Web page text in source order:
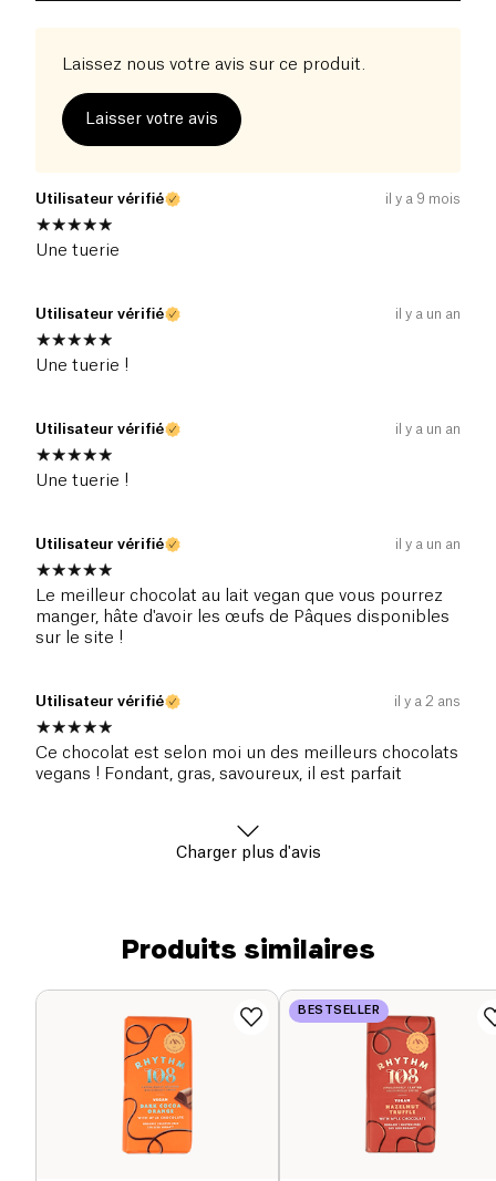
Laissez nous votre avis sur ce produit.
Laisser votre avis
Utilisateur vérifié il y a 9 mois
Une tuerie
Utilisateur vérifié il y a un an
Une tuerie !
Utilisateur vérifié il y a un an
Une tuerie !
Utilisateur vérifié il y a un an
Le meilleur chocolat au lait vegan que vous pourrez
manger, hâte d'avoir les œufs de Pâques disponibles
sur le site !
Utilisateur vérifié il y a 2 ans
Ce chocolat est selon moi un des meilleurs chocolats
vegans ! Fondant, gras, savoureux, il est parfait
Charger plus d'avis
Produits similaires
BESTSELLER